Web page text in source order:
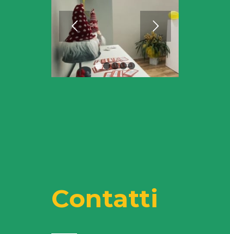
1 2 3 4
Contatti